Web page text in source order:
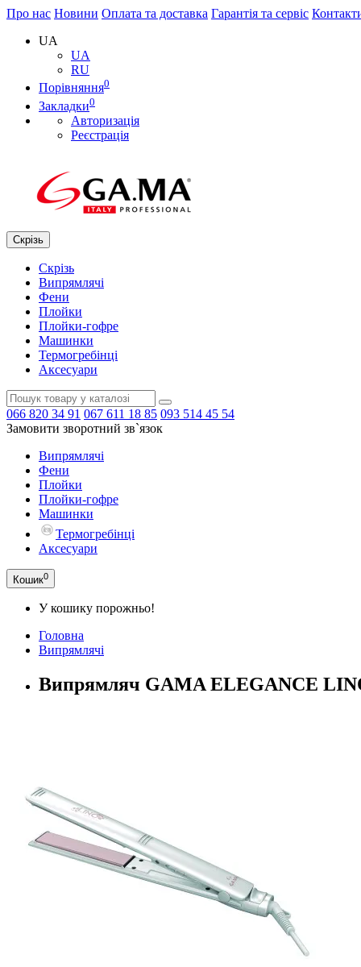
Про нас Новини Оплата та доставка Гарантія та сервіс
UA
UA
RU
Порівняння0
Закладки0
Авторизація
Реєстрація
Скрізь
Скрізь
Випрямлячі
Фени
Плойки
Плойки-гофре
Машинки
Термогребінці
Аксесуари
066 820 34 91 067 611 18 85 093 514 45 54
Замовити зворотний зв`язок
Випрямлячі
Фени
Плойки
Плойки-гофре
Машинки
Термогребінці
Аксесуари
Кошик0
У кошику порожньо!
Головна
Випрямлячі
Випрямляч GAMA ELEGANCE